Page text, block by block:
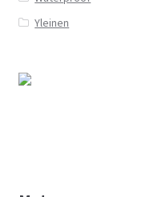
Yleinen